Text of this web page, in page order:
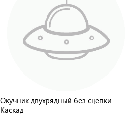
Окучник двухрядный без сцепки
Каскад